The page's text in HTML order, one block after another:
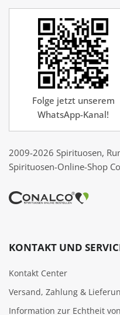
Folge jetzt unserem
WhatsApp-Kanal!
2009-2026 Spirituosen,
Spirituosen-Online-Shop
KONTAKT UND
Kontakt Center
Versand, Zahlung &
Information zur Echtheit